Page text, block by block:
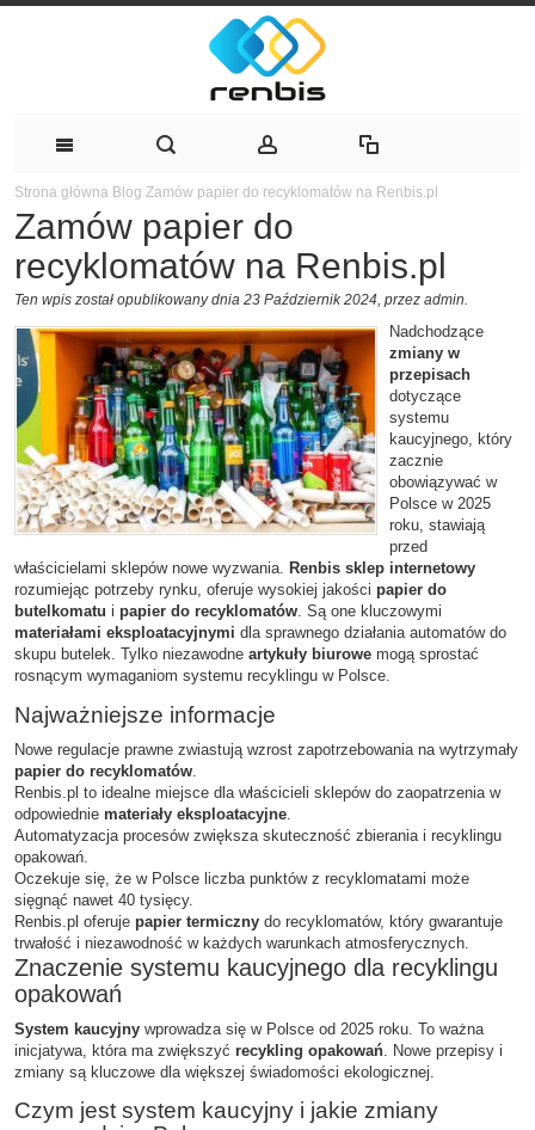
Strona główna Blog Zamów papier do recyklomatów na Renbis.pl
Zamów papier do
recyklomatów na Renbis.pl
Ten wpis został opublikowany dnia 23 Październik 2024, przez admin
Nadchodzące
zmiany w
przepisach
dotyczące
systemu
kaucyjnego, który
zacznie
obowiązywać w
Polsce w 2025
roku, stawiają
przed
właścicielami sklepów nowe wyzwania. Renbis sklep internetowy
rozumiejąc potrzeby rynku, oferuje wysokiej jakości papier do
butelkomatu i papier do recyklomatów. Są one kluczowymi
materiałami eksploatacyjnymi dla sprawnego działania automatów do
skupu butelek. Tylko niezawodne artykuły biurowe mogą sprostać
rosnącym wymaganiom systemu recyklingu w Polsce.
Najważniejsze informacje
Nowe regulacje prawne zwiastują wzrost zapotrzebowania na wytrzymały
papier do recyklomatów
Renbis.pl to idealne miejsce dla właścicieli sklepów do zaopatrzenia w
odpowiednie materiały eksploatacyjne
Automatyzacja procesów zwiększa skuteczność zbierania i recyklingu
opakowań.
Oczekuje się, że w Polsce liczba punktów z recyklomatami może
sięgnąć nawet 40 tysięcy.
Renbis.pl oferuje papier termiczny do recyklomatów, który gwarantuje
trwałość i niezawodność w każdych warunkach atmosferycznych.
Znaczenie systemu kaucyjnego dla recyklingu
opakowań
System kaucyjny wprowadza się w Polsce od 2025 roku. To ważna
inicjatywa, która ma zwiększyć recykling opakowań . Nowe przepisy i
zmiany są kluczowe dla większej świadomości ekologicznej.
Czym jest system kaucyjny i jakie zmiany